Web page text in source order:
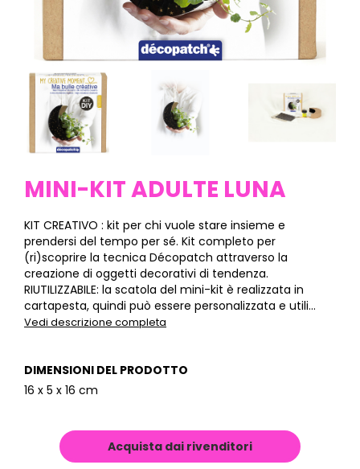
MINI-KIT ADULTE LUNA
KIT CREATIVO : kit per chi vuole stare insieme e
prendersi del tempo per sé. Kit completo per
(ri)scoprire la tecnica Décopatch attraverso la
creazione di oggetti decorativi di tendenza.
RIUTILIZZABILE: la scatola del mini-kit è realizzata in
cartapesta, quindi può essere personalizzata e utili...
Vedi descrizione completa
DIMENSIONI DEL PRODOTTO
16 x 5 x 16 cm
Acquista dai rivenditori